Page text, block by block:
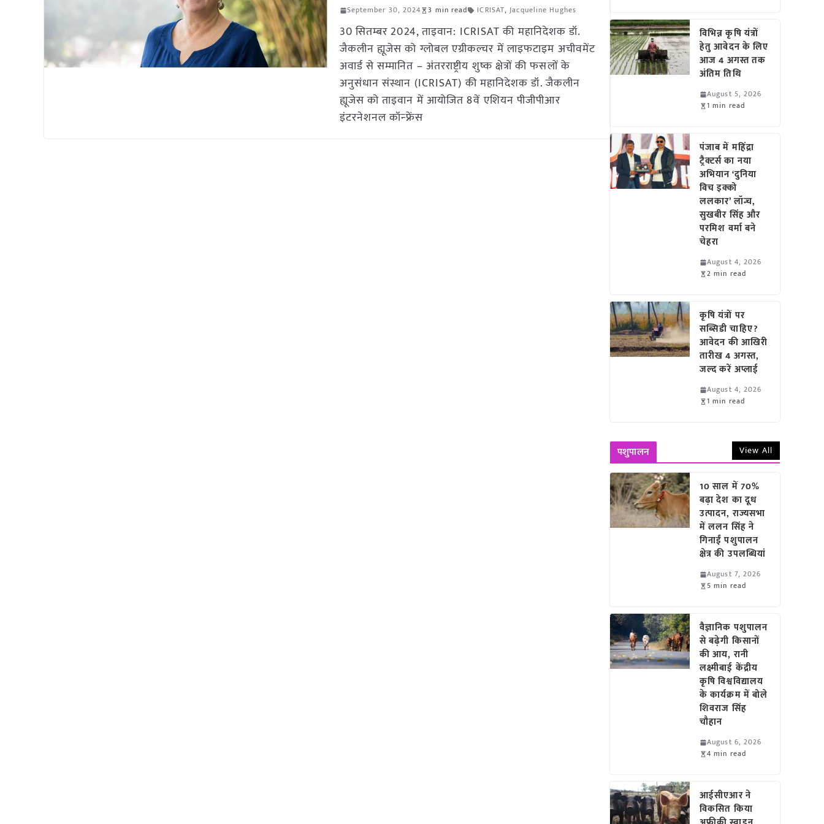
September 30, 2024 3 min read ICRISAT,Jacqueline Hughes
30 सितम्बर 2024, ताइवान: ICRISAT की महानिदेशक डॉ.
जैकलीन ह्यूजेस को ग्लोबल एग्रीकल्चर में लाइफटाइम अचीवमेंट
अवार्ड से सम्मानित – अंतरराष्ट्रीय शुष्क क्षेत्रों की फसलों के
अनुसंधान संस्थान (ICRISAT) की महानिदेशक डॉ. जैकलीन
ह्यूजेस को ताइवान में आयोजित 8वें एशियन पीजीपीआर
इंटरनेशनल कॉन्फ्रेंस
विभिन्न कृषि यंत्रों
हेतु आवेदन के लिए
आज 4 अगस्त तक
अंतिम तिथि
August 5, 2026
1 min read
पंजाब में महिंद्रा
ट्रैक्टर्स का नया
अभियान ‘दुनिया
विच इक्को
ललकार’ लॉन्च,
सुखबीर सिंह और
परमिश वर्मा बने
चेहरा
August 4, 2026
2 min read
कृषि यंत्रों पर
सब्सिडी चाहिए?
आवेदन की आखिरी
तारीख 4 अगस्त,
जल्द करें अप्लाई
August 4, 2026
1 min read
पशुपालन View All
10 साल में 70%
बढ़ा देश का दूध
उत्पादन, राज्यसभा
में ललन सिंह ने
गिनाईं पशुपालन
क्षेत्र की उपलब्धियां
August 7, 2026
5 min read
वैज्ञानिक पशुपालन
से बढ़ेगी किसानों
की आय, रानी
लक्ष्मीबाई केंद्रीय
कृषि विश्वविद्यालय
के कार्यक्रम में बोले
शिवराज सिंह
चौहान
August 6, 2026
4 min read
आईसीएआर ने
विकसित किया